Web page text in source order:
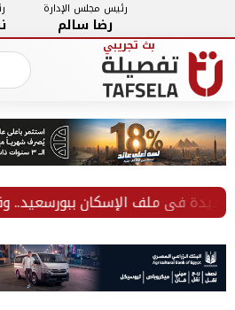
رئيس مجلس الإدارة
رضا سالم
في ملف الإسكان ببورسعيد..